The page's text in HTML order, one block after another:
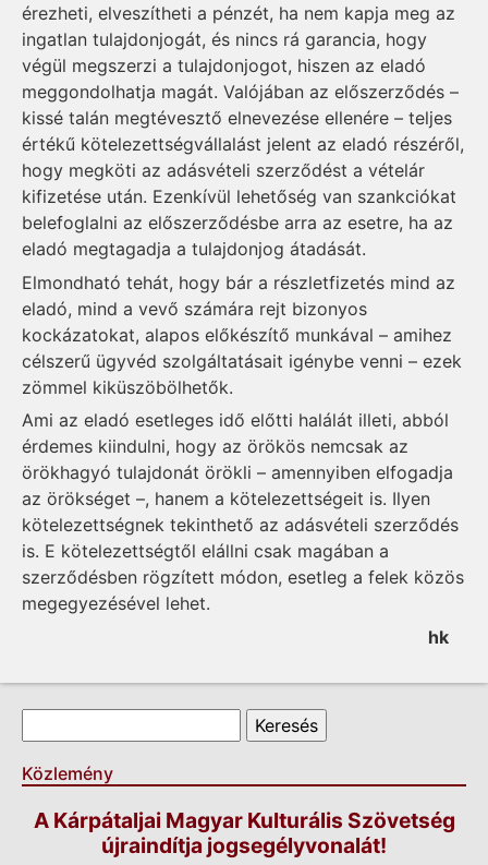
érezheti, elveszítheti a pénzét, ha nem kapja meg az
ingatlan tulajdonjogát, és nincs rá garancia, hogy
végül megszerzi a tulajdonjogot, hiszen az eladó
meggondolhatja magát. Valójában az előszerződés –
kissé talán megtévesztő elnevezése ellenére – teljes
értékű kötelezettségvállalást jelent az eladó részéről,
hogy megköti az adásvételi szerződést a vételár
kifizetése után. Ezenkívül lehetőség van szankciókat
belefoglalni az előszerződésbe arra az esetre, ha az
eladó megtagadja a tulajdonjog átadását.
Elmondható tehát, hogy bár a részletfizetés mind az
eladó, mind a vevő számára rejt bizonyos
kockázatokat, alapos előkészítő munkával – amihez
célszerű ügyvéd szolgáltatásait igénybe venni – ezek
zömmel kiküszöbölhetők.
Ami az eladó esetleges idő előtti halálát illeti, abból
érdemes kiindulni, hogy az örökös nemcsak az
örökhagyó tulajdonát örökli – amennyiben elfogadja
az örökséget –, hanem a kötelezettségeit is. Ilyen
kötelezettségnek tekinthető az adásvételi szerződés
is. E kötelezettségtől elállni csak magában a
szerződésben rögzített módon, esetleg a felek közös
megegyezésével lehet.
hk
Keresés űrlap
Közlemény
A Kárpátaljai Magyar Kulturális Szövetség
újraindítja jogsegélyvonalát!